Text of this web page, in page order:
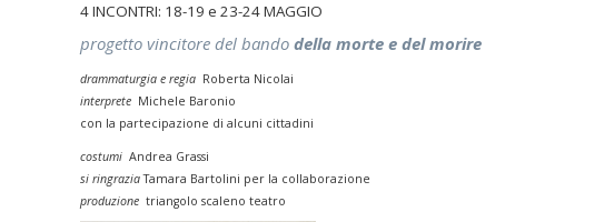
4 INCONTRI: 18-19 e 23-24 MAGGIO
progetto vincitore del bando della morte e del morire
drammaturgia e regia Roberta Nicolai
interprete Michele Baronio
con la partecipazione di alcuni cittadini
costumi Andrea Grassi
si ringraziaTamara Bartolini per la collaborazione
produzione triangolo scaleno teatro